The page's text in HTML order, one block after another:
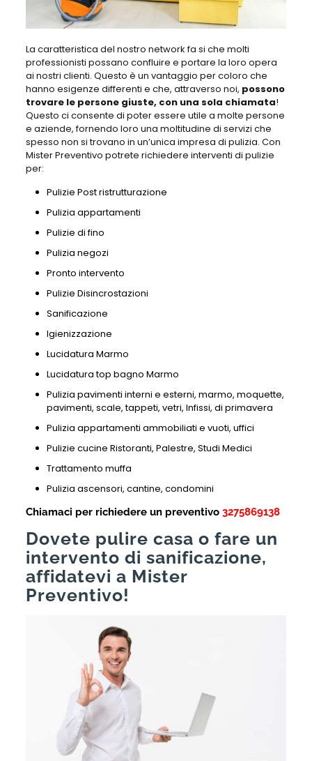
La caratteristica del nostro network fa si che molti
professionisti possano confluire e portare la loro opera
ai nostri clienti. Questo è un vantaggio per coloro che
hanno esigenze differenti e che, attraverso noi, possono
trovare le persone giuste, con una sola chiamata!
Questo ci consente di poter essere utile a molte persone
e aziende, fornendo loro una moltitudine di servizi che
spesso non si trovano in un’unica impresa di pulizia. Con
Mister Preventivo potrete richiedere interventi di pulizie
per:
Pulizie Post ristrutturazione
Pulizia appartamenti
Pulizie di fino
Pulizia negozi
Pronto intervento
Pulizie Disincrostazioni
Sanificazione
Igienizzazione
Lucidatura Marmo
Lucidatura top bagno Marmo
Pulizia pavimenti interni e esterni, marmo, moquette,
pavimenti, scale, tappeti, vetri, Infissi, di primavera
Pulizia appartamenti ammobiliati e vuoti, uffici
Pulizie cucine Ristoranti, Palestre, Studi Medici
Trattamento muffa
Pulizia ascensori, cantine, condomini
Chiamaci per richiedere un preventivo 3275869138
Dovete pulire casa o fare un
intervento di sanificazione,
affidatevi a Mister
Preventivo!